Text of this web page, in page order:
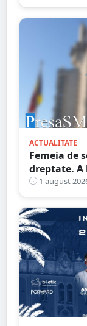
ACTUALITATE
Femeia de
dreptate. A
de lei:
curățenie”
1 august